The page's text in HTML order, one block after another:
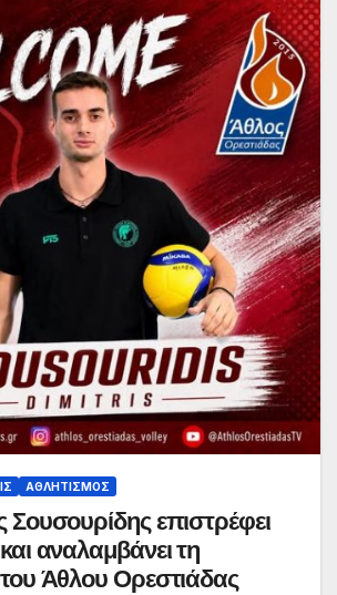
ΑΘΛΗΤΙΣΜΌΣ
επιστρέφει
αναλαμβάνει τη
Άθλου Ορεστιάδας